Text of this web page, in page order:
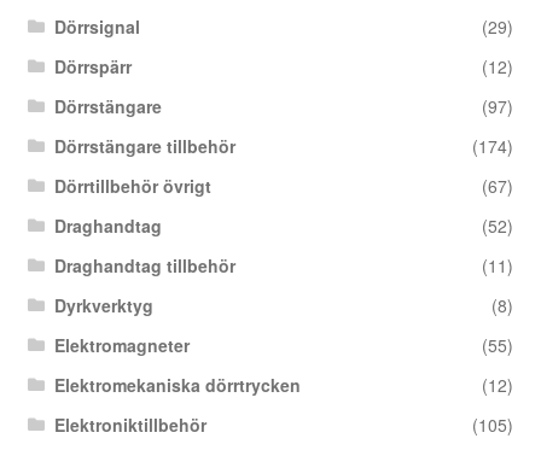
Dörrsignal
(29)
Dörrspärr
(12)
Dörrstängare
(97)
Dörrstängare tillbehör
(174)
Dörrtillbehör övrigt
(67)
Draghandtag
(52)
Draghandtag tillbehör
(11)
Dyrkverktyg
(8)
Elektromagneter
(55)
Elektromekaniska dörrtrycken
(12)
Elektroniktillbehör
(105)